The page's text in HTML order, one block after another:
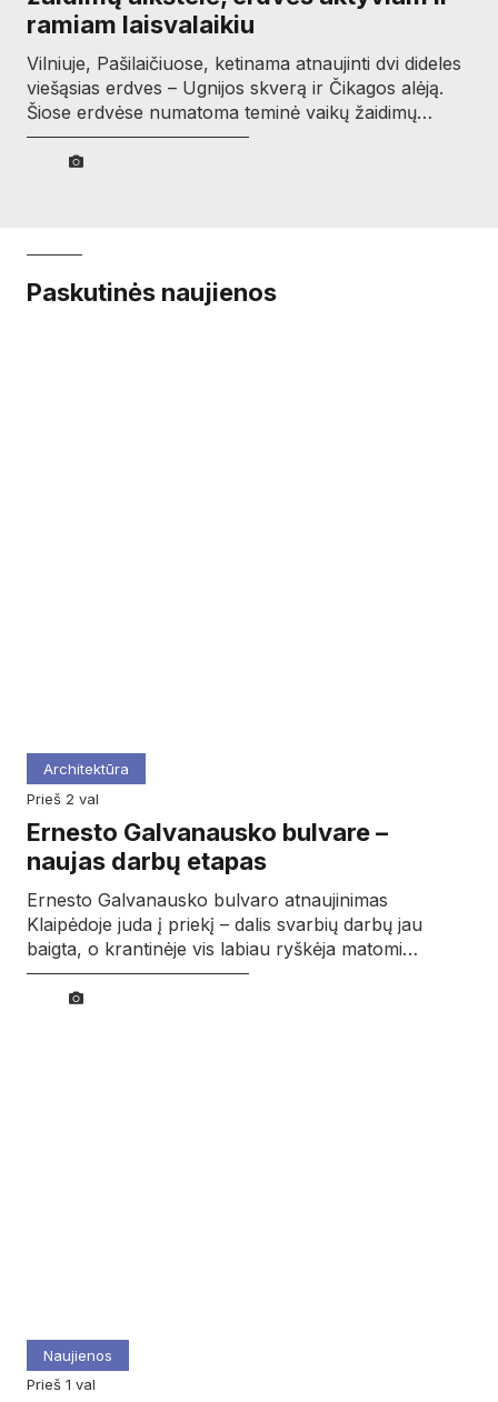
ramiam laisvalaikiu
Vilniuje, Pašilaičiuose, ketinama atnaujinti dvi dideles
viešąsias erdves – Ugnijos skverą ir Čikagos alėją.
Šiose erdvėse numatoma teminė vaikų žaidimų…
Paskutinės naujienos
Architektūra
prieš 2 val
Ernesto Galvanausko bulvare –
naujas darbų etapas
Ernesto Galvanausko bulvaro atnaujinimas
Klaipėdoje juda į priekį – dalis svarbių darbų jau
baigta, o krantinėje vis labiau ryškėja matomi…
Naujienos
prieš 1 val